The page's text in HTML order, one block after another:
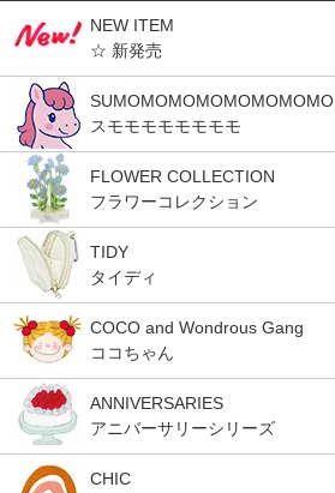
NEW ITEM
☆ 新発売
SUMOMOMOMOMOMOMOMO
スモモモモモモモモ
FLOWER COLLECTION
フラワーコレクション
TIDY
タイディ
COCO and Wondrous Gang
ココちゃん
ANNIVERSARIES
アニバーサリーシリーズ
CHIC